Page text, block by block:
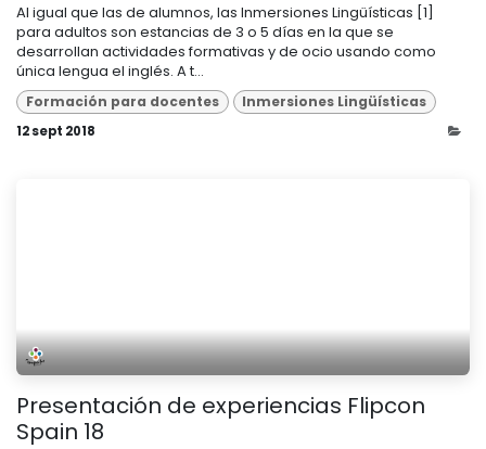
Al igual que las de alumnos, las Inmersiones Lingüísticas [1]
para adultos son estancias de 3 o 5 días en la que se
desarrollan actividades formativas y de ocio usando como
única lengua el inglés. A t...
Formación para docentes Inmersiones Lingüísticas
12 sept 2018
Presentación de experiencias Flipcon
Spain 18